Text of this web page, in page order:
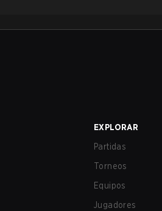
EXPLORAR
Partidas
Torneos
Equipos
Jugadores